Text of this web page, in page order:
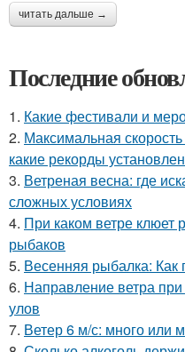
читать дальше →
Последние
1. Какие фестивали и
2. Максимальная
какие рекорды
3. Ветреная весна: где
сложных условиях
4. При каком ветре
рыбаков
5. Весенняя рыбалка: Как
6. Направление ветра
улов
7. Ветер 6 м/с: много или